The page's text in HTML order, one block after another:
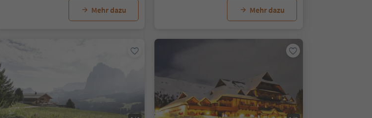
Mehr dazu Mehr dazu